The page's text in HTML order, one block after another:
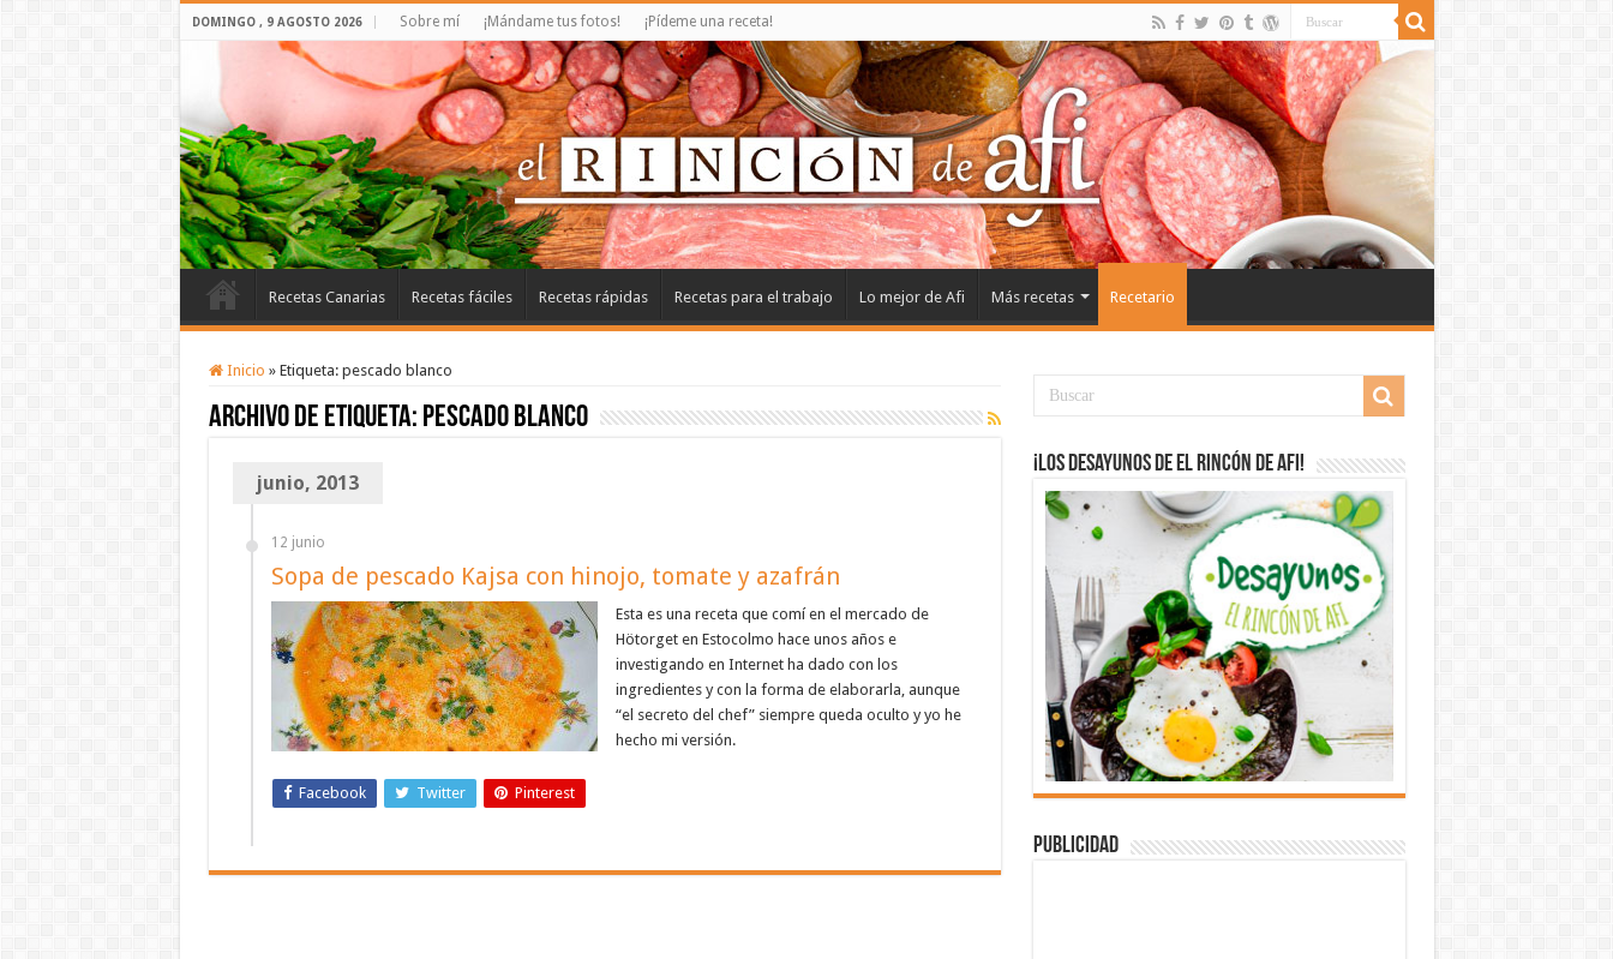
DOMINGO , 9 AGOSTO 2026 Sobre mí ¡Mándame tus fotos! ¡Pídeme una receta!
Recetas Canarias Recetas fáciles Recetas rápidas Recetas para el trabajo Lo mejor de Afi Más recetas Recetario
Inicio » Etiqueta: pescado blanco
Archivo de etiqueta: pescado blanco
junio, 2013
12 junio
Sopa de pescado Kajsa con hinojo, tomate y azafrán
Esta es una receta que comí en el mercado de
Hötorget en Estocolmo hace unos años e
investigando en Internet ha dado con los
ingredientes y con la forma de elaborarla, aunque
“el secreto del chef” siempre queda oculto y yo he
hecho mi versión.
Facebook Twitter Pinterest
¡Los desayunos de El Rincón de Afi!
Publicidad